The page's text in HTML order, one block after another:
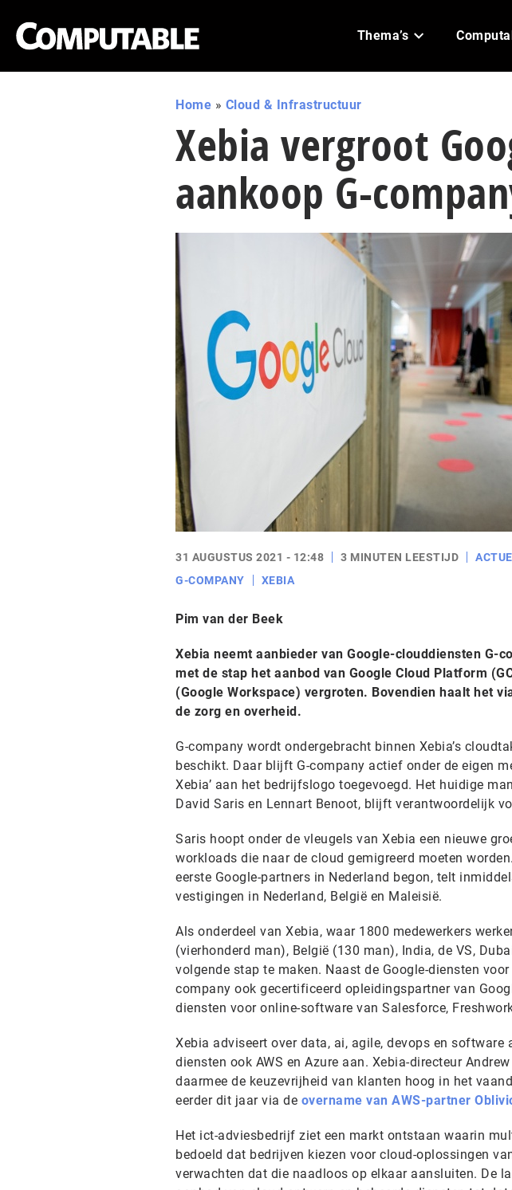
Thema’s
Home » Cloud & Infrastructuur
Xebia vergroot
aankoop G-
31 AUGUSTUS 2021 - 12:48 3 MINUTEN LEESTIJD
G-COMPANY
XEBIA
Pim van der Beek
Xebia neemt aanbieder van Google-clouddiensten G-
met de stap het aanbod van Google Cloud Platform
(Google Workspace) vergroten. Bovendien haalt het
de zorg en overheid.
G-company wordt ondergebracht binnen Xebia’s
beschikt. Daar blijft G-company actief onder de eigen
Xebia’ aan het bedrijfslogo toegevoegd. Het huidige
David Saris en Lennart Benoot, blijft verantwoordelijk
Saris hoopt onder de vleugels van Xebia een nieuwe
workloads die naar de cloud gemigreerd moeten
eerste Google-partners in Nederland begon, telt
vestigingen in Nederland, België en Maleisië.
Als onderdeel van Xebia, waar 1800 medewerkers
(vierhonderd man), België (130 man), India, de VS,
volgende stap te maken. Naast de Google-diensten
company ook gecertificeerd opleidingspartner van
diensten voor online-software van Salesforce,
Xebia adviseert over data, ai, agile, devops en
diensten ook AWS en Azure aan. Xebia-directeur
daarmee de keuzevrijheid van klanten hoog in het
eerder dit jaar via de overname van AWS-partner
Het ict-adviesbedrijf ziet een markt ontstaan waarin
bedoeld dat bedrijven kiezen voor cloud-oplossingen
verwachten dat die naadloos op elkaar aansluiten. De